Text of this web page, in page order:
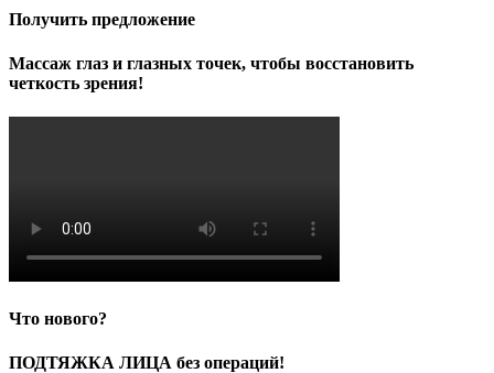
Получить предложение
Массаж глаз и глазных точек, чтобы восстановить
четкость зрения!
Что нового?
ПОДТЯЖКА ЛИЦА без операций!